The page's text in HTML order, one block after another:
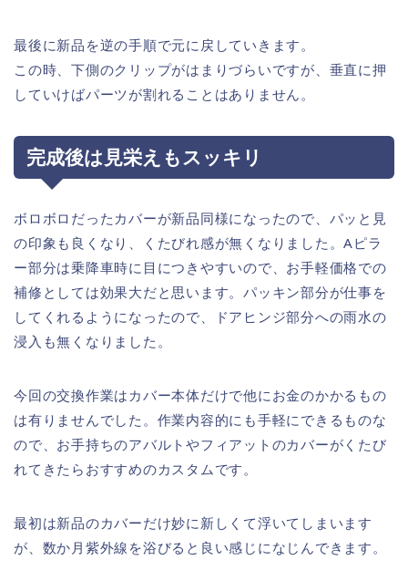
最後に新品を逆の手順で元に戻していきます。
この時、下側のクリップがはまりづらいですが、垂直に押
していけばパーツが割れることはありません。
完成後は見栄えもスッキリ
ボロボロだったカバーが新品同様になったので、パッと見
の印象も良くなり、くたびれ感が無くなりました。Aピラ
ー部分は乗降車時に目につきやすいので、お手軽価格での
補修としては効果大だと思います。パッキン部分が仕事を
してくれるようになったので、ドアヒンジ部分への雨水の
浸入も無くなりました。
今回の交換作業はカバー本体だけで他にお金のかかるもの
は有りませんでした。作業内容的にも手軽にできるものな
ので、お手持ちのアバルトやフィアットのカバーがくたび
れてきたらおすすめのカスタムです。
最初は新品のカバーだけ妙に新しくて浮いてしまいます
が、数か月紫外線を浴びると良い感じになじんできます。